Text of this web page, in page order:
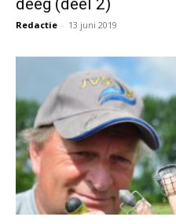
Redactie - 13 juni 2019